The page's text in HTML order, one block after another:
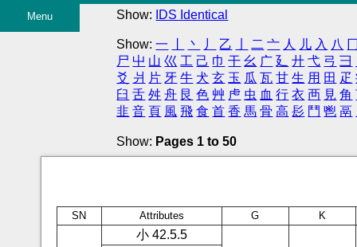
Menu Show: IDS Identical
Show:一 丶 丿 乙 二 亠 人 儿 入 八
尸 屮 山 巛 工 己 巾 干 幺 广 廴 廾 弋 弓 彐
爻 爿 片 牙 牛 犬 玄 玉 瓜 瓦 甘 生 用 田 疋
臼 舌 舛 舟 艮 色 艸 虍 虫 血 行 衣 襾 見 角
韭 音 頁 風 飛 食 首 香 馬 骨 高 髟 鬥 鬯 鬲
Show: Pages 1 to 50
SN Attributes G K
小 42.5.5